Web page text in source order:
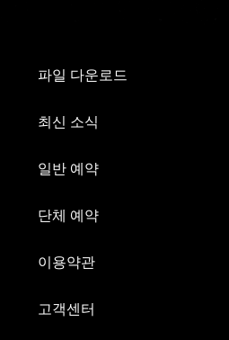
파일 다운로드
최신 소식
일반 예약
단체 예약
이용약관
고객센터